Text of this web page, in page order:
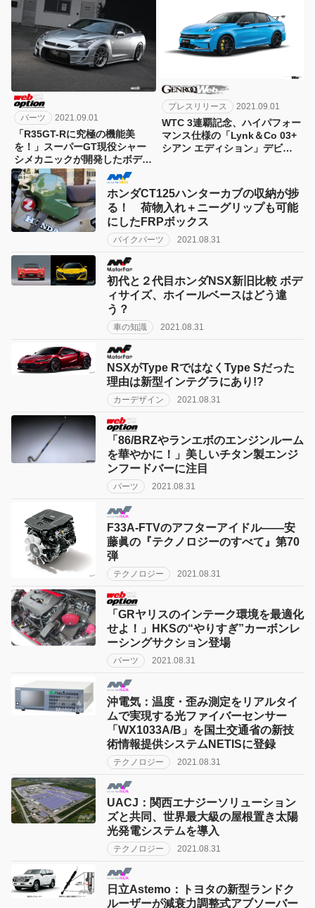
パーツ 2021.09.01
「R35GT-Rに究極の機能美
を！」スーパーGT現役シャー
シメカニックが開発したボディ
キットに注目
プレスリリース 2021.09.01
WTC 3連覇記念、ハイパフォー
マンス仕様の「Lynk＆Co 03+
シアン エディション」デビュ
ホンダCT125ハンターカブの収納が捗
る！ 荷物入れ＋ニーグリップも可能
にしたFRPボックス
バイクパーツ 2021.08.31
初代と２代目ホンダNSX新旧比較 ボデ
ィサイズ、ホイールベースはどう違
う？
車の知識 2021.08.31
NSXがType RではなくType Sだった
理由は新型インテグラにあり!?
カーデザイン 2021.08.31
「86/BRZやランエボのエンジンルーム
を華やかに！」美しいチタン製エンジ
ンフードバーに注目
パーツ 2021.08.31
F33A-FTVのアフターアイドル——安
藤眞の『テクノロジーのすべて』第70
弾
テクノロジー 2021.08.31
「GRヤリスのインテーク環境を最適化
せよ！」HKSの“やりすぎ”カーボンレ
ーシングサクション登場
パーツ 2021.08.31
沖電気：温度・歪み測定をリアルタイ
ムで実現する光ファイバーセンサー
「WX1033A/B」を国土交通省の新技
術情報提供システムNETISに登録
テクノロジー 2021.08.31
UACJ：関西エナジーソリューション
ズと共同、世界最大級の屋根置き太陽
光発電システムを導入
テクノロジー 2021.08.31
日立Astemo：トヨタの新型ランドク
ルーザーが減衰力調整式アブソーバー